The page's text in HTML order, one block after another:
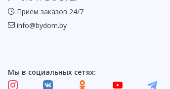
Прием заказов 24/7
info@bydom.by
Мы в социальных сетях: